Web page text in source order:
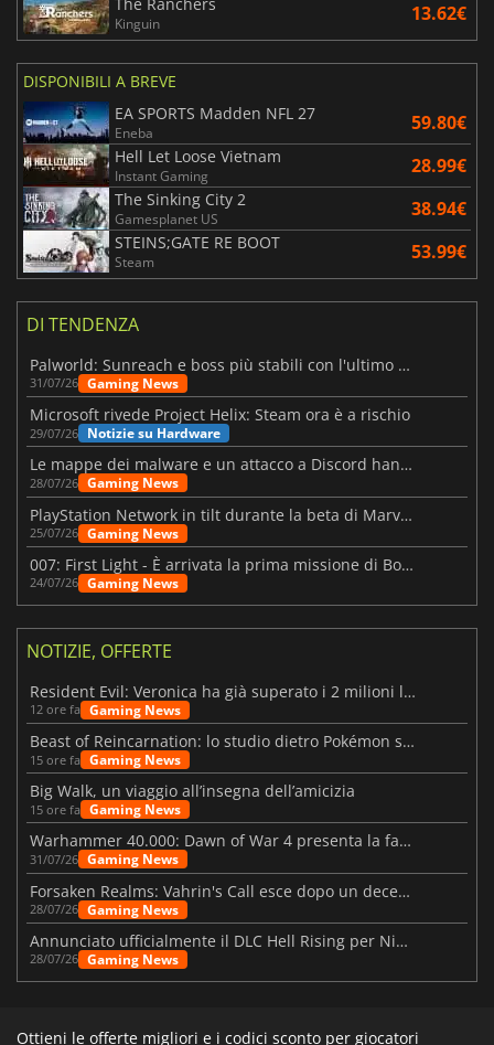
Kinguin 13.62€
DISPONIBILI A BREVE
EA SPORTS Madden NFL 27
Eneba 59.80€
Hell Let Loose Vietnam
Instant Gaming 28.99€
The Sinking City 2
Gamesplanet US 38.94€
STEINS;GATE RE BOOT
Steam 53.99€
DI TENDENZA
Palworld: Sunreach e boss più stabili con l'ultimo update
31/07/26 Gaming News
Microsoft rivede Project Helix: Steam ora è a rischio
29/07/26 Notizie su Hardware
Le mappe dei malware e un attacco a Discord hanno colpito Meccha Chameleon
28/07/26 Gaming News
PlayStation Network in tilt durante la beta di Marvel Tōkon
25/07/26 Gaming News
007: First Light - È arrivata la prima missione di Bond dopo il lancio
24/07/26 Gaming News
NOTIZIE, OFFERTE
Resident Evil: Veronica ha già superato i 2 milioni liste dei desideri
12 ore fa Gaming News
Beast of Reincarnation: lo studio dietro Pokémon su una nuova strada
15 ore fa Gaming News
Big Walk, un viaggio all’insegna dell’amicizia
15 ore fa Gaming News
Warhammer 40.000: Dawn of War 4 presenta la fazione dei Necron
31/07/26 Gaming News
Forsaken Realms: Vahrin's Call esce dopo un decennio di sviluppo
28/07/26 Gaming News
Annunciato ufficialmente il DLC Hell Rising per Nioh 3
28/07/26 Gaming News
Ottieni le offerte migliori e i codici sconto per giocatori